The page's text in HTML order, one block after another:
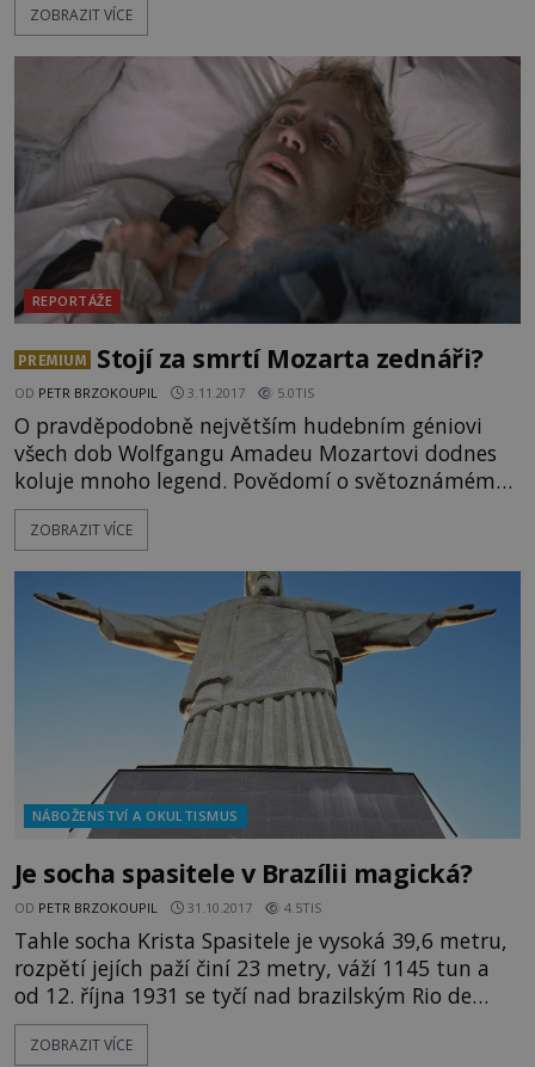
za jakých Kennedyové umírají, však příslušnost k
čelit častým tragédiím. Seznámíme vás s těmi
největšími – atentáty na prezidenta Johna
Fitzgeralda Kennedyh
ZOBRAZIT VÍCE
REPORTÁŽE
PREMIUM Stojí za smrtí Mozarta zednáři?
OD PETR BRZOKOUPIL 3.11.2017 5.0TIS
O pravděpodobně největším hudebním géniovi
všech dob Wolfgangu Amadeu Mozartovi dodnes
koluje mnoho legend. Povědomí o světoznámém
skladateli výrazně ovlivnil i s uměleckou
nadsázkou natočený ﬁlm režiséra Miloše Formana
Mozart byl? Jaký měl vztah se svým otcem a jaký
se skladatelem Antoniem Salierim? A na co vlastně
zemřel? Na mor, na selhání ledvin,
ZOBRAZIT VÍCE
NÁBOŽENSTVÍ A OKULTISMUS
Je socha spasitele v Brazílii magická?
OD PETR BRZOKOUPIL 31.10.2017 4.5TIS
Tahle socha Krista Spasitele je vysoká 39,6 metru,
rozpětí jejích paží činí 23 metry, váží 1145 tun a
od 12. října 1931 se tyčí nad brazilským Rio de
Janeiremna vrcholu hory Corvovado. Postupem
času se stává nejen ikonou tohoto krásného
ZOBRAZIT VÍCE